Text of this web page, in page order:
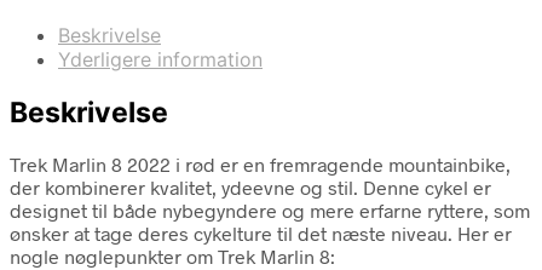
Beskrivelse
Yderligere information
Beskrivelse
Trek Marlin 8 2022 i rød er en fremragende mountainbike,
der kombinerer kvalitet, ydeevne og stil. Denne cykel er
designet til både nybegyndere og mere erfarne ryttere, som
ønsker at tage deres cykelture til det næste niveau. Her er
nogle nøglepunkter om Trek Marlin 8: